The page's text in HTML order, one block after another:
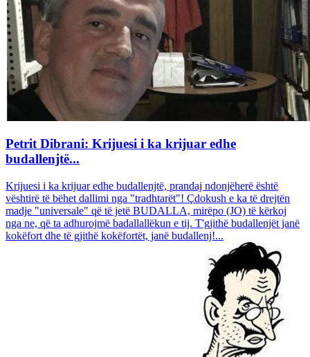
Petrit Dibrani: Krijuesi i ka krijuar edhe
budallenjtë...
Krijuesi i ka krijuar edhe budallenjtë, prandaj ndonjëherë është
vështirë të bëhet dallimi nga "tradhtarët"! Çdokush e ka të drejtën
madje "universale" që të jetë BUDALLA, mirëpo (JO) të kërkoj
nga ne, që ta adhurojmë badallallëkun e tij. T'gjithë budallenjët janë
kokëfort dhe të gjithë kokëfortët, janë budallenj!...